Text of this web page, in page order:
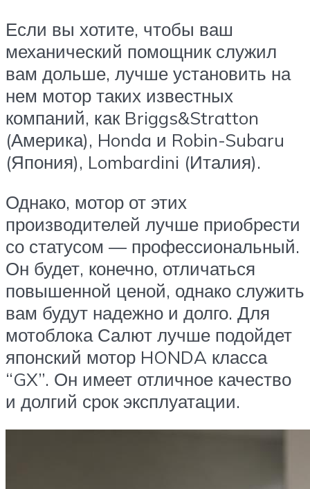
Если вы хотите, чтобы ваш
механический помощник служил
вам дольше, лучше установить на
нем мотор таких известных
компаний, как Briggs&Stratton
(Америка), Honda и Robin-Subaru
(Япония), Lombardini (Италия).
Однако, мотор от этих
производителей лучше приобрести
со статусом — профессиональный.
Он будет, конечно, отличаться
повышенной ценой, однако служить
вам будут надежно и долго. Для
мотоблока Салют лучше подойдет
японский мотор HONDA класса
“GX”. Он имеет отличное качество
и долгий срок эксплуатации.